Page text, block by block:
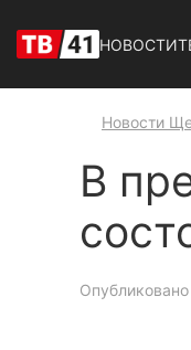
НОВОСТИ
Новости
В